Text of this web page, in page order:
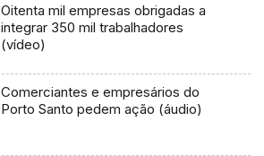
Oitenta mil empresas obrigadas a
integrar 350 mil trabalhadores
(vídeo)
Comerciantes e empresários do
Porto Santo pedem ação (áudio)